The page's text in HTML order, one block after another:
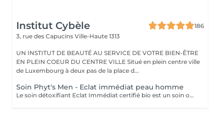
Institut Cybèle
186
3, rue des Capucins Ville-Haute 1313
UN INSTITUT DE BEAUTÉ AU SERVICE DE VOTRE BIEN-ÊTRE
EN PLEIN COEUR DU CENTRE VILLE Situé en plein centre ville
de Luxembourg à deux pas de la place d...
Soin Phyt's Men - Eclat immédiat peau homme
Le soin détoxifiant Eclat Immédiat certifié bio est un soin oxygénant et défatigant, destiné à toutes les peaux masculines, est idéal pour les épidermes asphyxiés ou les teints brouillés. Nettoyage - gommage - extraction des comédons avec vapeur - massage - masque. Enrichi en ginseng, aloé vera et huiles végétales nourrissantes, il hydrate, apaise et revitalise la peau.